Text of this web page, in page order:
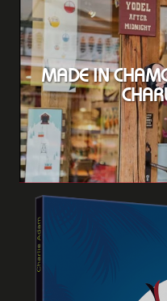
MADE IN